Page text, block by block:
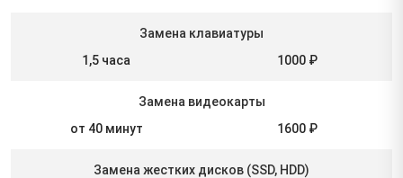
Замена клавиатуры
1,5 часа
1000 ₽
Замена видеокарты
от 40 минут
1600 ₽
Замена жестких дисков (SSD, HDD)